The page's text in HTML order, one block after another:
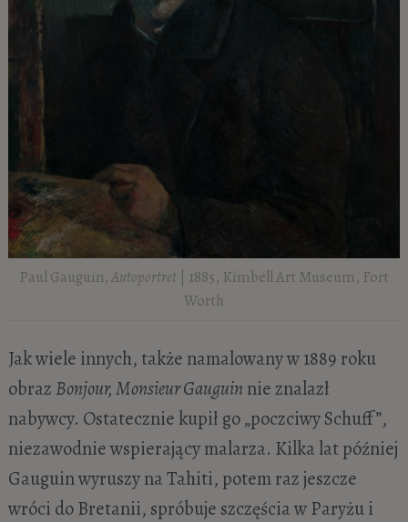
Paul Gauguin,Autoportret | 1885, Kimbell Art Museum, Fort
Worth
Jak wiele innych, także namalowany w 1889 roku
obraz Bonjour, Monsieur Gauguin nie znalazł
nabywcy. Ostatecznie kupił go „poczciwy Schuff”,
niezawodnie wspierający malarza. Kilka lat później
Gauguin wyruszy na Tahiti, potem raz jeszcze
wróci do Bretanii, spróbuje szczęścia w Paryżu i